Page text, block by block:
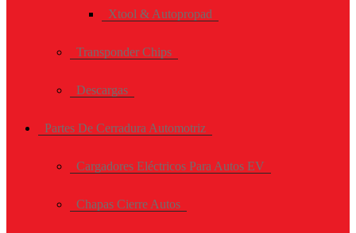
Xtool & Autopropad
Transponder Chips
Descargas
Partes De Cerradura Automotriz
Cargadores Eléctricos Para Autos EV
Chapas Cierre Autos